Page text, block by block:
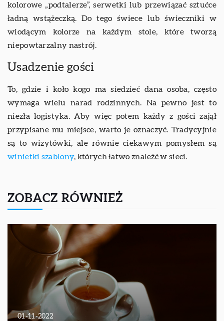
kolorowe „podtalerze”, serwetki lub przewiązać sztućce
ładną wstążeczką. Do tego świece lub świeczniki w
wiodącym kolorze na każdym stole, które tworzą
niepowtarzalny nastrój.
Usadzenie gości
To, gdzie i koło kogo ma siedzieć dana osoba, często
wymaga wielu narad rodzinnych. Na pewno jest to
niezła logistyka. Aby więc potem każdy z gości zajął
przypisane mu miejsce, warto je oznaczyć. Tradycyjnie
są to wizytówki, ale równie ciekawym pomysłem są
winietki szablony, których łatwo znaleźć w sieci.
ZOBACZ RÓWNIEŻ
01-11-2022